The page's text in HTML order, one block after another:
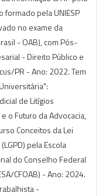
formado pela UNIESP
no exame da
- OAB), com Pós-
- Direito Público e
PR - Ano: 2022. Tem
de Litígios
o Futuro da Advocacia,
Conceitos da Lei
pela Escola
do Conselho Federal
CFOAB) - Ano: 2024.
-